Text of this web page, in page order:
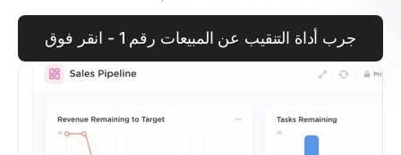
جرب أداة التنقيب عن المبيعات رقم 1 - انقر فوق